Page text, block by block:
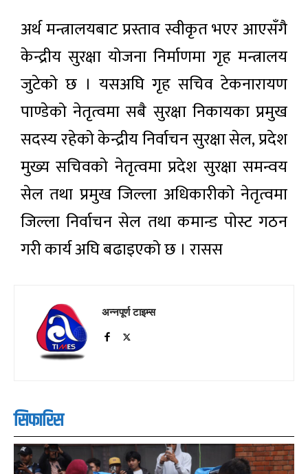
अर्थ मन्त्रालयबाट प्रस्ताव स्वीकृत भएर आएसँगै
केन्द्रीय सुरक्षा योजना निर्माणमा गृह मन्त्रालय
जुटेको छ । यसअघि गृह सचिव टेकनारायण
पाण्डेको नेतृत्वमा सबै सुरक्षा निकायका प्रमुख
सदस्य रहेको केन्द्रीय निर्वाचन सुरक्षा सेल, प्रदेश
मुख्य सचिवको नेतृत्वमा प्रदेश सुरक्षा समन्वय
सेल तथा प्रमुख जिल्ला अधिकारीको नेतृत्वमा
जिल्ला निर्वाचन सेल तथा कमान्ड पाेस्ट गठन
गरी कार्य अघि बढाइएको छ । रासस
अन्नपूर्ण टाइम्स
सिफारिस